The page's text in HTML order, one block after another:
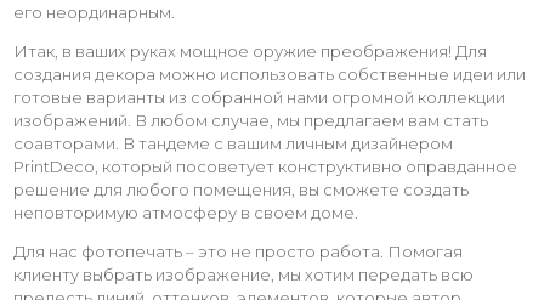
его неординарным.
Итак, в ваших руках мощное оружие преображения! Для
создания декора можно использовать собственные идеи или
готовые варианты из собранной нами огромной коллекции
изображений. В любом случае, мы предлагаем вам стать
соавторами. В тандеме с вашим личным дизайнером
PrintDeco, который посоветует конструктивно оправданное
решение для любого помещения, вы сможете создать
неповторимую атмосферу в своем доме.
Для нас фотопечать – это не просто работа. Помогая
клиенту выбрать изображение, мы хотим передать всю